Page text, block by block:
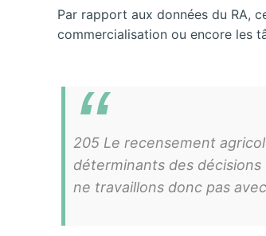
Par rapport aux données du RA,
commercialisation ou encore les
205 Le recensement
déterminants des
ne travaillons donc pas